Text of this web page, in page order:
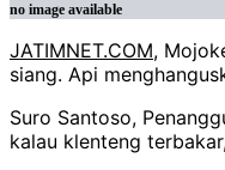
no image available
JATIMNET.COM,
siang. Api
Suro Santoso,
kalau klenteng